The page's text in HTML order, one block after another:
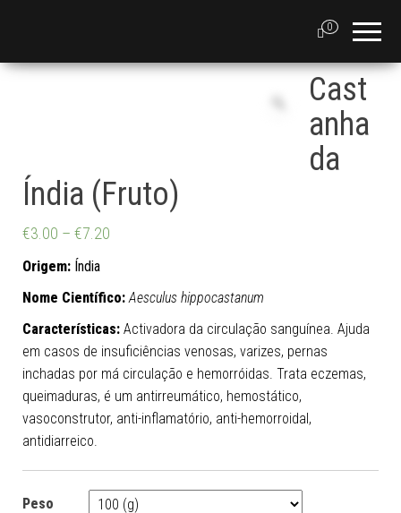
0
Cast
anha
da
Índia (Fruto)
€3.00 – €7.20
Origem: Índia
Nome Científico:Aesculus hippocastanum
Características: Activadora da circulação sanguínea. Ajuda
em casos de insuficiências venosas, varizes, pernas
inchadas por má circulação e hemorróidas. Trata eczemas,
queimaduras, é um antirreumático, hemostático,
vasoconstrutor, anti-inflamatório, anti-hemorroidal,
antidiarreico.
Peso